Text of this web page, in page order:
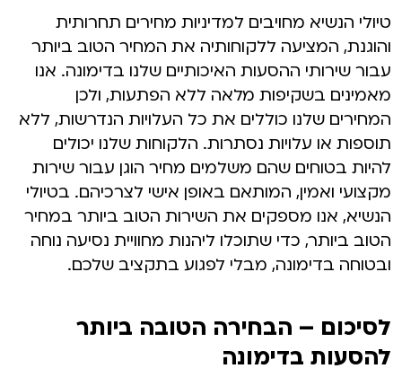
טיולי הנשיא מחויבים למדיניות מחירים תחרותית
והוגנת, המציעה ללקוחותיה את המחיר הטוב ביותר
עבור שירותי ההסעות האיכותיים שלנו בדימונה. אנו
מאמינים בשקיפות מלאה ללא הפתעות, ולכן
המחירים שלנו כוללים את כל העלויות הנדרשות, ללא
תוספות או עלויות נסתרות. הלקוחות שלנו יכולים
להיות בטוחים שהם משלמים מחיר הוגן עבור שירות
מקצועי ואמין, המותאם באופן אישי לצרכיהם. בטיולי
הנשיא, אנו מספקים את השירות הטוב ביותר במחיר
הטוב ביותר, כדי שתוכלו ליהנות מחוויית נסיעה נוחה
ובטוחה בדימונה, מבלי לפגוע בתקציב שלכם.
לסיכום – הבחירה הטובה ביותר
להסעות בדימונה